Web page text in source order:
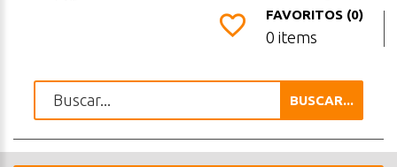
FAVORITOS (0)
0 items
BUSCAR...